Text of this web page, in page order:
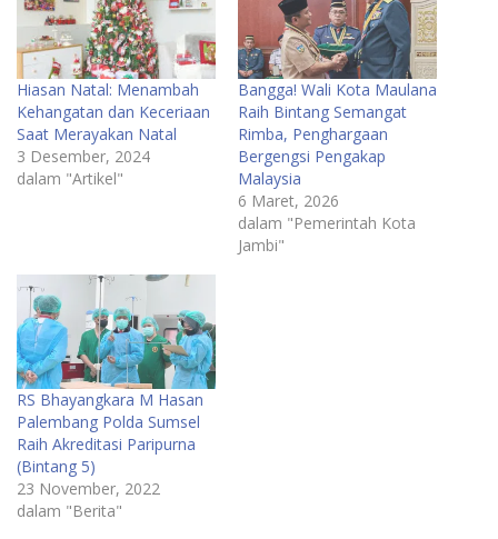
Hiasan Natal: Menambah
Kehangatan dan Keceriaan
Saat Merayakan Natal
3 Desember, 2024
dalam "Artikel"
Bangga! Wali Kota Maulana
Raih Bintang Semangat
Rimba, Penghargaan
Bergengsi Pengakap
Malaysia
6 Maret, 2026
dalam "Pemerintah Kota
Jambi"
RS Bhayangkara M Hasan
Palembang Polda Sumsel
Raih Akreditasi Paripurna
(Bintang 5)
23 November, 2022
dalam "Berita"